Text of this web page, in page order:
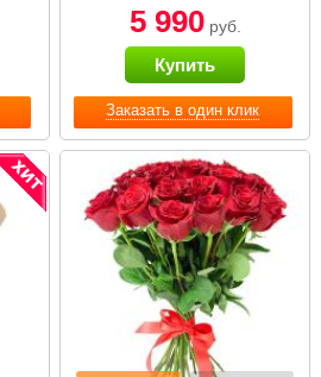
Заказать в один клик
5 990руб.
Купить